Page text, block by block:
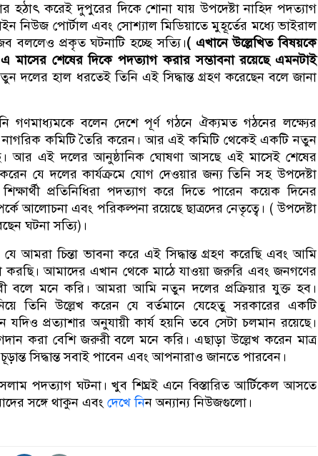
হঠাৎ করেই দুপুরের দিকে শোনা যায় উপদেষ্টা নাহিদ পদত্যাগ
নিউজ পোর্টাল এবং সোশ্যাল মিডিয়াতে মুহূর্তের মধ্যে ভাইরাল
বললেও প্রকৃত ঘটনাটি হচ্ছে সত্যি।( এখানে উল্লেখিত বিষয়কে
শেষের দিকে পদত্যাগ করার সম্ভাবনা রয়েছে এমনটাই
দলের হাল ধরতেই তিনি এই সিদ্ধান্ত গ্রহণ করেছেন বলে জানা
গণমাধ্যমকে বলেন দেশে পূর্ণ গঠনে ঐক্যমত গঠনের লক্ষ্যের
নাগরিক কমিটি তৈরি করেন। আর এই কমিটি থেকেই একটি নতুন
আর এই দলের আনুষ্ঠানিক ঘোষণা আসছে এই মাসেই শেষের
যে দলের কার্যক্রমে যোগ দেওয়ার জন্য তিনি সহ উপদেষ্টা
শিক্ষার্থী প্রতিনিধিরা পদত্যাগ করে দিতে পারেন কয়েক দিনের
আলোচনা এবং পরিকল্পনা রয়েছে ছাত্রদের নেতৃত্বে। ( উপদেষ্টা
ঘটনা সত্যি)।
আমরা চিন্তা ভাবনা করে এই সিদ্ধান্ত গ্রহণ করেছি এবং আমি
করছি। আমাদের এখান থেকে মাঠে যাওয়া জরুরি এবং জনগণের
বলে মনে করি। আমরা আমি নতুন দলের প্রক্রিয়ার যুক্ত হব।
তিনি উল্লেখ করেন যে বর্তমানে যেহেতু সরকারের একটি
যদিও প্রত্যাশার অনুযায়ী কার্য হয়নি তবে সেটা চলমান রয়েছে।
করা বেশি জরুরী বলে মনে করি। এছাড়া উল্লেখ করেন মাত্র
সিদ্ধান্ত সবাই পাবেন এবং আপনারাও জানতে পারবেন।
পদত্যাগ ঘটনা। খুব শিঘ্রই এনে বিস্তারিত আর্টিকেল আসতে
সঙ্গে থাকুন এবং দেখে নিন অন্যান্য নিউজগুলো।